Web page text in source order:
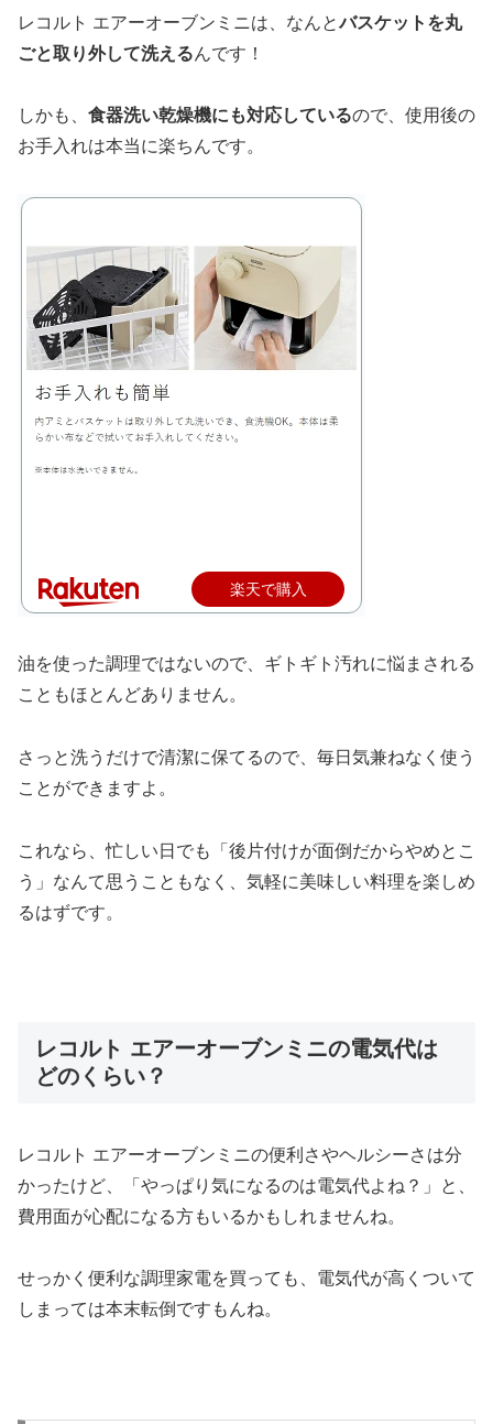
レコルト エアーオーブンミニは、なんとバスケットを丸
ごと取り外して洗えるんです！
しかも、 食器洗い乾燥機にも対応しているので、使用後の
お手入れは本当に楽ちんです。
楽天で購入
油を使った調理ではないので、ギトギト汚れに悩まされる
こともほとんどありません。
さっと洗うだけで清潔に保てるので、毎日気兼ねなく使う
ことができますよ。
これなら、忙しい日でも「後片付けが面倒だからやめとこ
う」なんて思うこともなく、気軽に美味しい料理を楽しめ
るはずです。
レコルト エアーオーブンミニの電気代は
どのくらい？
レコルト エアーオーブンミニの便利さやヘルシーさは分
かったけど、「やっぱり気になるのは電気代よね？」と、
費用面が心配になる方もいるかもしれませんね。
せっかく便利な調理家電を買っても、電気代が高くついて
しまっては本末転倒ですもんね。